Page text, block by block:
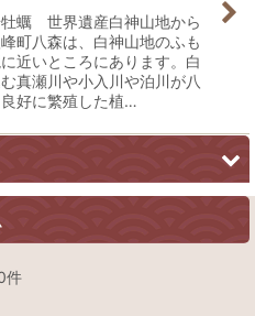
込む
蠣 世界遺産白神山地から
町八森は、白神山地のふも
近いところにあります。白
真瀬川や小入川や泊川が八
好に繁殖した植…
件